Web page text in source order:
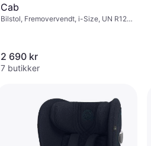
Cab
Bilstol, Fremovervendt, i-Size, UN R129,
2 690 kr
7 butikker